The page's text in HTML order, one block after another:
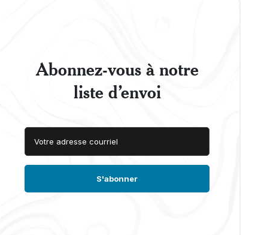
Abonnez-vous à notre
liste d’envoi